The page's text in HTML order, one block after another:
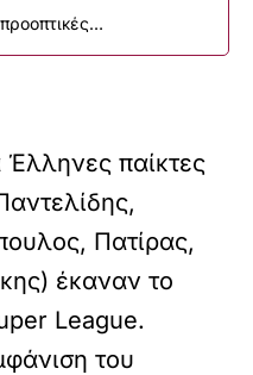
προοπτικές…
Έλληνες παίκτες
Πατίρας,
έκαναν το
League.
του